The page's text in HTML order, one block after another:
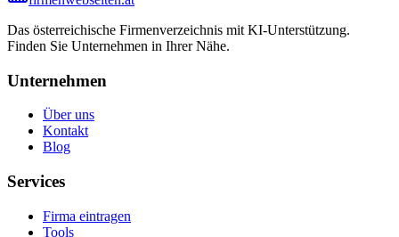
Das österreichische Firmenverzeichnis mit KI-Unterstützung.
Finden Sie Unternehmen in Ihrer Nähe.
Unternehmen
Über uns
Kontakt
Blog
Services
Firma eintragen
Tools